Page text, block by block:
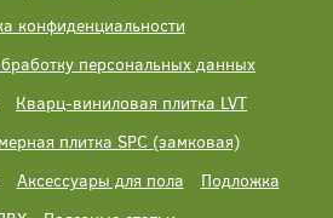
конфиденциальности
персональных данных
Кварц-виниловая плитка LVT
плитка SPC (замковая)
Аксессуары для пола
Подложка